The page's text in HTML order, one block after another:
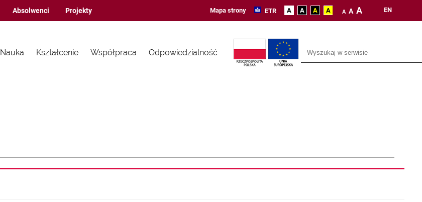
Absolwenci Projekty Mapa strony ETR A A A A A A A EN
Nauka Kształcenie Współpraca Odpowiedzialność